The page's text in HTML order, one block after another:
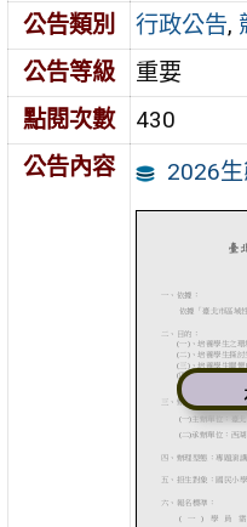
公告類別
行政公告,
公告等級
重要
點閱次數
430
公告內容
2026